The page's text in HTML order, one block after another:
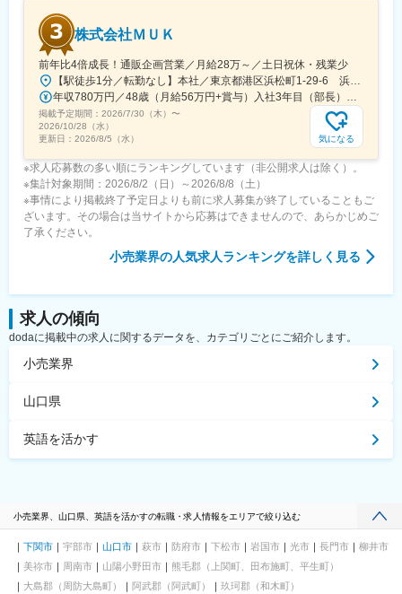
駅、岡山駅、県庁前駅(広島県)、福山駅、下関駅、阿波富田駅、栗
林公園駅、いよ立花駅、薊野駅、熊西駅、佐賀駅、観光通駅、通
町筋駅、大分駅、宮崎駅、天文館通駅、古島駅、銀座一丁目駅、
平沼橋駅、梅田駅(地下鉄)、天神南駅、栄町駅(愛知県)、新宿駅(東
京メトロ)、岩本町駅、赤坂見附駅、学習院下駅、四ツ谷駅、水道
橋駅、田原町駅(東京都)、京成曳舟駅、越中島駅、木場駅(東京
都)、菊川駅(東京都)、新豊洲駅、大森海岸駅、五反田駅、戸越銀
座駅、下神明駅、鮫洲駅、代官山駅、九品仏駅、蓮沼駅、北千束
駅、久が原駅、穴守稲荷駅、西太子堂駅、駒沢大学駅、池ノ上
駅、桜上水駅、渋谷駅、代田橋駅、西新宿五丁目駅、都立家政
駅、要町駅、千石駅、大塚駅前駅、赤羽岩淵駅、王子駅前駅、日
暮里駅、町屋駅(京成線)、地下鉄成増駅、中板橋駅、新板橋駅、豊
島園駅(都営線)、金町駅(東京都)、京王八王子駅、立川駅、高松駅
(東京都)、井の頭公園駅、府中競馬正門前駅、布田駅、和泉多摩川
駅、京王多摩センター駅、新綱島駅、伊勢佐木長者町駅、センタ
ー北駅、鶴見駅、蒔田駅、杉田駅(神奈川県)、京急東神奈川駅、新
急川崎駅、汐入駅、和田塚駅、海老名駅(相鉄・小田急)、本川越
駅、新越谷駅、千葉中央駅、京成稲毛駅、本八幡駅(都営線)、京成
船橋駅、成田駅、公園駅、東我孫子駅、工機前駅、桐生駅、仙台
駅(地下鉄)、静岡駅、第一通り駅、南富山駅前駅、市役所前駅(長
野県)、日本橋駅(大阪府)、南森町駅、天王寺駅、宮之阪駅、神戸
駅、三条駅(香川県)、西黒崎駅、思案橋駅、熊本城・市役所前駅、
屋大通駅、新宿三丁目駅、末広町駅(東京都)、永田町駅、西早稲田
駅、御茶ノ水駅、浅草駅(ＴＸ)、大崎駅、荏原中延駅、品川シーサ
駅、泉体育館駅、府中本町駅、小田急多摩センター駅、馬車道
京成八幡駅、東海神駅、井野駅(千葉県)、仙台駅、日吉町駅、新浜
松駅、近鉄日本橋駅、天満駅、大阪阿部野橋駅、旧居留地・大丸
前駅、三条京阪駅、京都河原町駅、西川緑道公園駅、紙屋町東
株式会社ＭＵＫ
前年比4倍成長！通販企画営業／月給28万～／土日祝休・残業少
【駅徒歩1分／転勤なし】本社／東京都港区浜松町1-29-6 浜松町セントラルビル2階＜アクセス＞・都営地下鉄都営浅草線「大門駅」より徒歩1分・JR山手線「浜松町駅」より徒歩2分※受動喫煙対策：屋内禁煙
年収780万円／48歳（月給56万円+賞与）入社3年目（部長） 年収525万円／28歳（月給37.5万円+賞与）入社3年目（課長）
掲載予定期間： 2026/7/30（木） 〜
2026/10/28（水）
更新日： 2026/8/5（水） 気になる
※求人応募数の多い順にランキングしています（非公開求人は除く）。
※集計対象期間：2026/8/2（日）～2026/8/8（土）
※事情により掲載終了予定日よりも前に求人募集が終了していることもご
ざいます。その場合は当サイトから応募はできませんので、あらかじめご
了承ください。
小売業界の人気求人ランキングを詳しく見る
求人の傾向
dodaに掲載中の求人に関するデータを、カテゴリごとにご紹介します。
小売業界
山口県
英語を活かす
小売業界、山口県、英語を活かすの転職・求人情報をエリアで絞り込む
下関市 宇部市 山口市 萩市 防府市 下松市 岩国市 光市 長門市
柳井市
美祢市
周南市 山陽小野田市
熊毛郡（上関町、田布施町、平生町）
大島郡（周防大島町）
阿武郡（阿武町） 玖珂郡（和木町）